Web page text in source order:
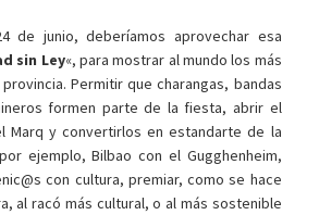
de junio, deberíamos aprovechar esa
sin Ley«, para mostrar al mundo los más
Permitir que charangas, bandas
formen parte de la fiesta, abrir el
Marq y convertirlos en estandarte de la
ejemplo, Bilbao con el Gugghenheim,
con cultura, premiar, como se hace
al racó más cultural, o al más sostenible